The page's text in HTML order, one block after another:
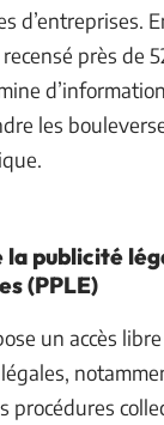
d’entreprises.
recensé près de
les
la publicité
(PPLE)
un accès
procédures